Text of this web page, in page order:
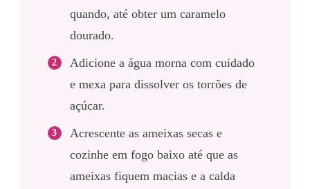
quando, até obter um caramelo
dourado.
Adicione a água morna com cuidado
e mexa para dissolver os torrões de
açúcar.
Acrescente as ameixas secas e
cozinhe em fogo baixo até que as
ameixas fiquem macias e a calda